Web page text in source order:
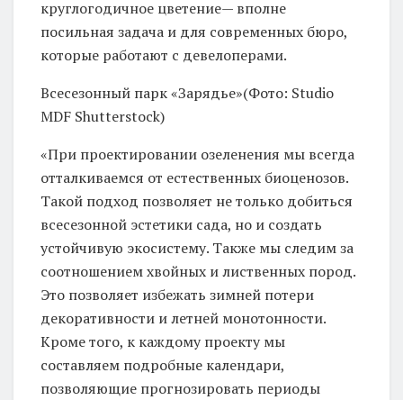
круглогодичное цветение— вполне
посильная задача и для современных бюро,
которые работают с девелоперами.
Всесезонный парк «Зарядье»(Фото: Studio
MDF Shutterstock)
«При проектировании озеленения мы всегда
отталкиваемся от естественных биоценозов.
Такой подход позволяет не только добиться
всесезонной эстетики сада, но и создать
устойчивую экосистему. Также мы следим за
соотношением хвойных и лиственных пород.
Это позволяет избежать зимней потери
декоративности и летней монотонности.
Кроме того, к каждому проекту мы
составляем подробные календари,
позволяющие прогнозировать периоды